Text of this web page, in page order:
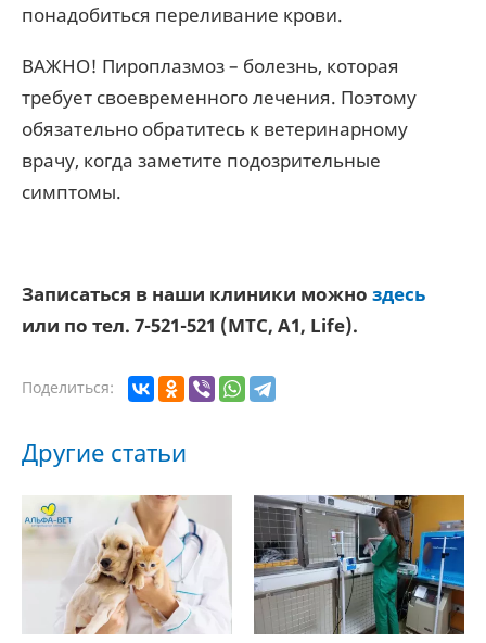
понадобиться переливание крови.
ВАЖНО! Пироплазмоз – болезнь, которая
требует своевременного лечения. Поэтому
обязательно обратитесь к ветеринарному
врачу, когда заметите подозрительные
симптомы.
Записаться в наши клиники можно здесь
или по тел. 7-521-521 (МТС, A1, Life).
Поделиться:
Другие статьи